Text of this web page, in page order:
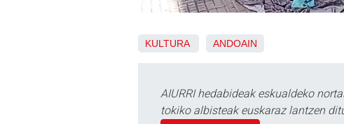
KULTURA ANDOAIN
AIURRI hedabideak eskualdeko
tokiko albisteak euskaraz lantzen